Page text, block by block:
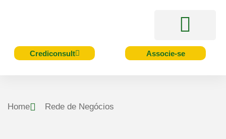
Crediconsult Associe-se
Home Rede de Negócios